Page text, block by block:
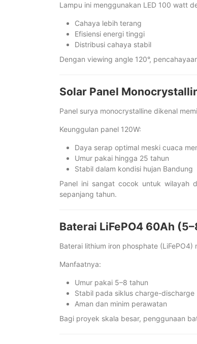
Lampu ini menggunakan LED 100 watt
Cahaya lebih terang
Efisiensi energi tinggi
Distribusi cahaya stabil
Dengan viewing angle 120°,
Solar Panel
Panel surya monocrystalline dikenal
Keunggulan panel 120W:
Daya serap optimal meski cuaca
Umur pakai hingga 25 tahun
Stabil dalam kondisi hujan Bandung
Panel ini sangat cocok untuk wilayah
sepanjang tahun.
Baterai LiFePO4 60Ah
Baterai lithium iron phosphate
Manfaatnya:
Umur pakai 5–8 tahun
Stabil pada siklus charge-discharge
Aman dan minim perawatan
Bagi proyek skala besar, penggunaan